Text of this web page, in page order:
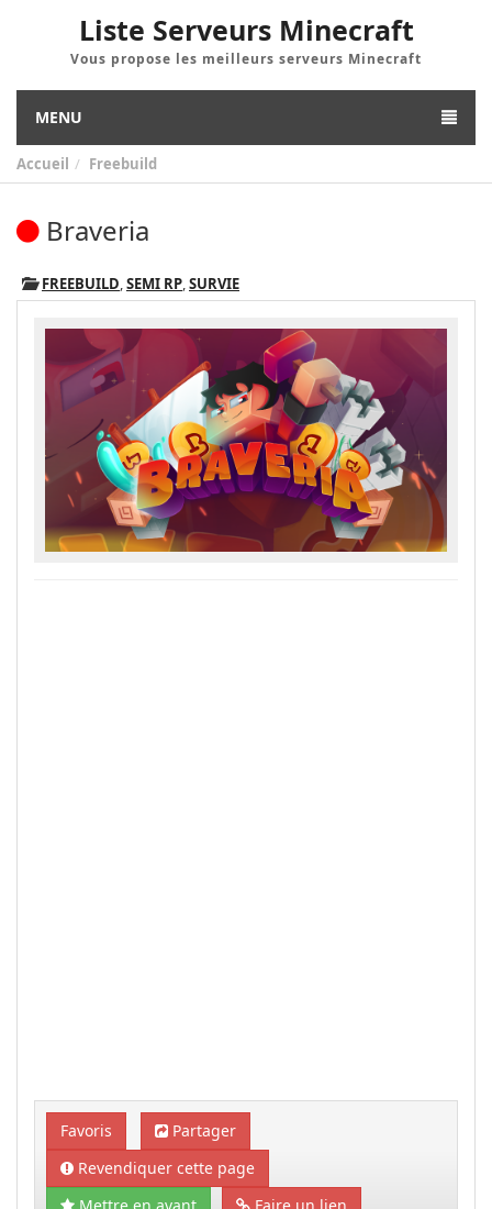
Liste Serveurs Minecraft
Vous propose les meilleurs serveurs Minecraft
MENU
Accueil Freebuild
Braveria
FREEBUILD,SEMI RP,SURVIE
Favoris
Partager
Revendiquer cette page